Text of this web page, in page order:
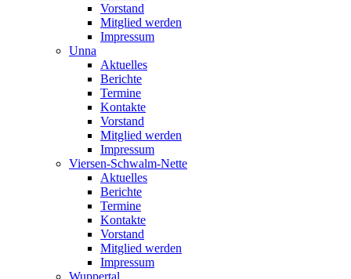
Vorstand
Mitglied werden
Impressum
Unna
Aktuelles
Berichte
Termine
Kontakte
Vorstand
Mitglied werden
Impressum
Viersen-Schwalm-Nette
Aktuelles
Berichte
Termine
Kontakte
Vorstand
Mitglied werden
Impressum
Wuppertal